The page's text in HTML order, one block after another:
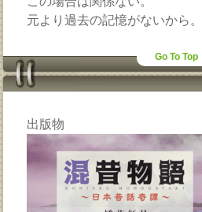
元より過去の記憶がないから。
Go To Top
出版物